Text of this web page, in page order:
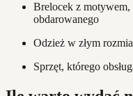
Brelocek z motywem,
obdarowanego
Odzież w złym
Sprzęt, którego